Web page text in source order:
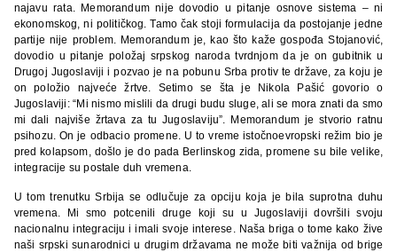
najavu rata. Memorandum nije dovodio u pitanje osnove sistema – ni
ekonomskog, ni političkog. Tamo čak stoji formulacija da postojanje jedne
partije nije problem. Memorandum je, kao što kaže gospođa Stojanović,
dovodio u pitanje položaj srpskog naroda tvrdnjom da je on gubitnik u
Drugoj Jugoslaviji i pozvao je na pobunu Srba protiv te države, za koju je
on položio najveće žrtve. Setimo se šta je Nikola Pašić govorio o
Jugoslaviji: “Mi nismo mislili da drugi budu sluge, ali se mora znati da smo
mi dali najviše žrtava za tu Jugoslaviju”. Memorandum je stvorio ratnu
psihozu. On je odbacio promene. U to vreme istočnoevropski režim bio je
pred kolapsom, došlo je do pada Berlinskog zida, promene su bile velike,
integracije su postale duh vremena.
U tom trenutku Srbija se odlučuje za opciju koja je bila suprotna duhu
vremena. Mi smo potcenili druge koji su u Jugoslaviji dovršili svoju
nacionalnu integraciju i imali svoje interese. Naša briga o tome kako žive
naši srpski sunarodnici u drugim državama ne može biti važnija od brige